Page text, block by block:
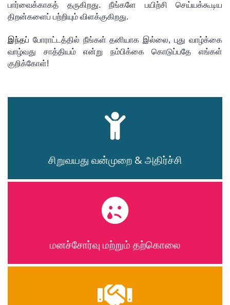
பார்வைக்காகத் தருகிறது. நீங்களே பயிற்சி செய்யக்கூடிய
திறன்களைப் பற்றியும் விளக்குகிறது.
இந்தப் போராட்டத்தில் நீங்கள் தனியாக இல்லை, புது வாழ்க்கை
வாழ்வது சாத்தியம் என்று நம்பிக்கை கொடுப்பதே எங்கள்
குறிக்கோள்!
சிறுவயது வன்முறை & அதிர்ச்சி
மனச்சோர்வு மற்றும் தற்கொலை